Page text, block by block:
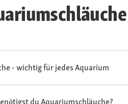
- wichtig für jedes Aquarium
du Aquariumschläuche?